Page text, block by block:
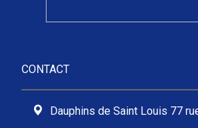
CONTACT
Dauphins de Saint Louis 77